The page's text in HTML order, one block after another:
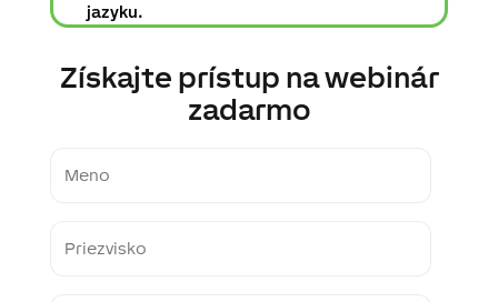
jazyku.
Získajte prístup na webinár
zadarmo
name
name